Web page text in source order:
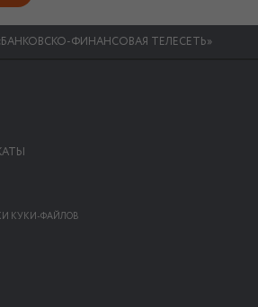
ФИНАНСОВАЯ ТЕЛЕСЕТЬ»
КУКИ-ФАЙЛОВ